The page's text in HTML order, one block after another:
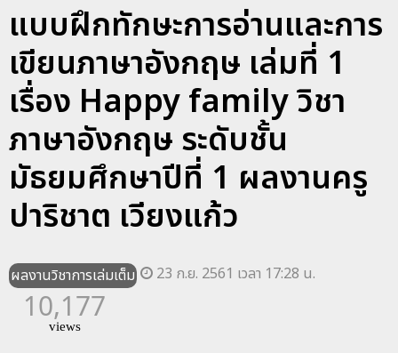
แบบฝึกทักษะการอ่านและการ
เขียนภาษาอังกฤษ เล่มที่ 1
เรื่อง Happy family วิชา
ภาษาอังกฤษ ระดับชั้น
มัธยมศึกษาปีที่ 1 ผลงานครู
ปาริชาต เวียงแก้ว
ผลงานวิชาการเล่มเต็ม 23 ก.ย. 2561 เวลา 17:28 น.
10,177
views